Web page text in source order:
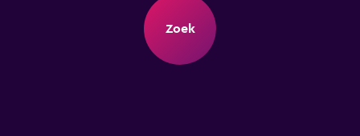
Zoek